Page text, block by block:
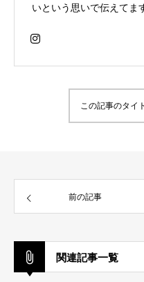
いという思いで伝えてま
この記事のタイ
前の記事
関連記事一覧